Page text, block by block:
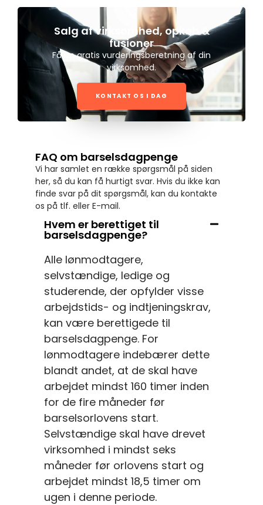
Salg af virksomhed, opkøb &
fusioner
Få en gratis vurderingsberetning af din
virksomhed.
KONTAKT OS I DAG
FAQ om barselsdagpenge
Vi har samlet en række spørgsmål på siden
her, så du kan få hurtigt svar. Hvis du ikke kan
finde svar på dit spørgsmål, kan du kontakte
os på tlf. eller E-mail.
Hvem er berettiget til
barselsdagpenge?
Alle lønmodtagere,
selvstændige, ledige og
studerende, der opfylder visse
arbejdstids- og indtjeningskrav,
kan være berettigede til
barselsdagpenge. For
lønmodtagere indebærer dette
blandt andet, at de skal have
arbejdet mindst 160 timer inden
for de fire måneder før
barselsorlovens start.
Selvstændige skal have drevet
virksomhed i mindst seks
måneder før orlovens start og
arbejdet mindst 18,5 timer om
ugen i denne periode.